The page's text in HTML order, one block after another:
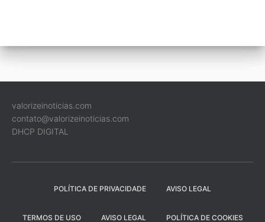
valorizeinoticias.com
contato@valorizeinoticias.com
DHCP DIGITAL
POLÍTICA DE PRIVACIDADE AVISO LEGAL
TERMOS DE USO AVISO LEGAL POLÍTICA DE COOKIES